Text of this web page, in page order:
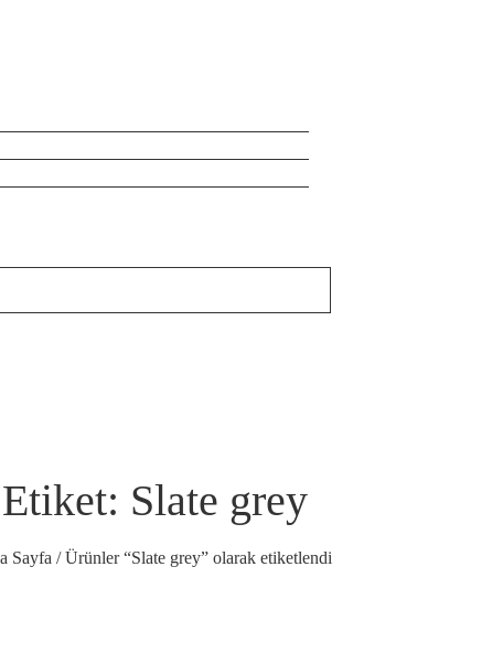
Etiket: Slate grey
Sayfa / Ürünler “Slate grey” olarak etiketlendi